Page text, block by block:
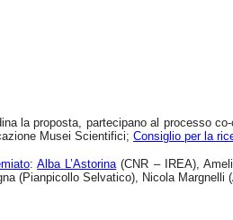
la proposta, partecipano al processo
Musei Scientifici; Consiglio per la
:Alba L’Astorina (CNR – IREA),
(Pianpicollo Selvatico), Nicola Margnelli